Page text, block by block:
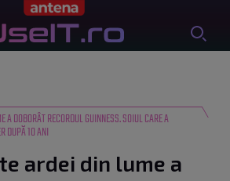
A DOBORÂT RECORDUL GUINNESS. SOIUL CARE A
DUPĂ 10 ANI
ardei din lume a